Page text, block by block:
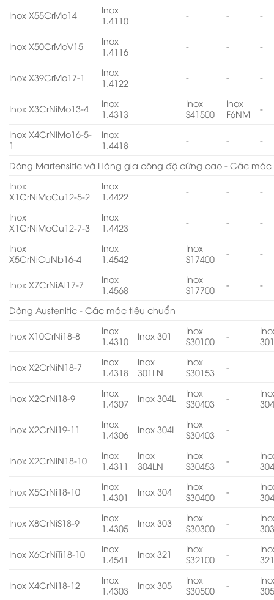
Inox X55CrMo14
Inox
1.4110
- - -
Inox X50CrMoV15
Inox
1.4116
- - -
Inox X39CrMo17-1
Inox
1.4122
- - -
Inox X3CrNiMo13-4
Inox
1.4313
Inox
S41500
Inox
F6NM
-
Inox X4CrNiMo16-5-
1
Inox
1.4418
- - -
Dòng Martensitic và Hàng gia công độ cứng cao - Các
Inox
X1CrNiMoCu12-5-2
Inox
1.4422
- - -
Inox
X1CrNiMoCu12-7-3
Inox
1.4423
- - -
Inox
X5CrNiCuNb16-4
Inox
1.4542
Inox
S17400
- -
Inox X7CrNiAl17-7
Inox
1.4568
Inox
S17700
- -
Dòng Austenitic - Các mác tiêu chuẩn
Inox X10CrNi18-8
Inox
1.4310
Inox 301
Inox
S30100
-
Inox X2CrNiN18-7
Inox
1.4318
Inox
301LN
Inox
S30153
-
Inox X2CrNi18-9
Inox
1.4307
Inox 304L
Inox
S30403
-
Inox X2CrNi19-11
Inox
1.4306
Inox 304L
Inox
S30403
-
Inox X2CrNiN18-10
Inox
1.4311
Inox
304LN
Inox
S30453
-
Inox X5CrNi18-10
Inox
1.4301
Inox 304
Inox
S30400
-
Inox X8CrNiS18-9
Inox
1.4305
Inox 303
Inox
S30300
-
Inox X6CrNiTi18-10
Inox
1.4541
Inox 321
Inox
S32100
-
Inox X4CrNi18-12
Inox
1.4303
Inox 305
Inox
S30500
-